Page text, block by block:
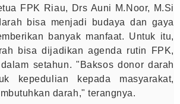
FPK Riau, Drs Auni M.Noor, M.Si
bisa menjadi budaya dan gaya
banyak manfaat. Untuk itu,
bisa dijadikan agenda rutin FPK,
setahun. "Baksos donor darah
kepedulian kepada masyarakat,
darah," terangnya.